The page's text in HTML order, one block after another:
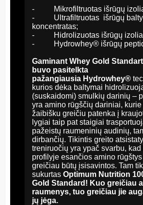
- Mikrofiltruotas išrūgų
- Ultrafiltruotas išrūgų
koncentratas;
- Hidrolizuotas išrūgų
- Hydrowhey® išrūgų
Gaminant Whey Gold
buvo pasitelkta
pažangiausia Hydrowhey®
kurios dėka baltymai
(suskaidomi) smulkių darinių –
yra amino rūgščių dariniai,
žaibišku greičiu patenka į
lygiai taip pat staigiai
pažeistų raumeninių audinių,
dirbančių. Tikintis greito
treniruočių yra ypač svarbu, kad
profilyje esančios amino rūg
greičiau būtų įsisavintos. Tam
sukurtas Optimum Nutrition
Gold Standard! Kuo greičiau
raumenys, tuo greičiau jie
jų jėga.